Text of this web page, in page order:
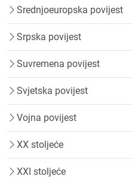
Srednjoeuropska povijest
Srpska povijest
Suvremena povijest
Svjetska povijest
Vojna povijest
XX stoljeće
XXI stoljeće